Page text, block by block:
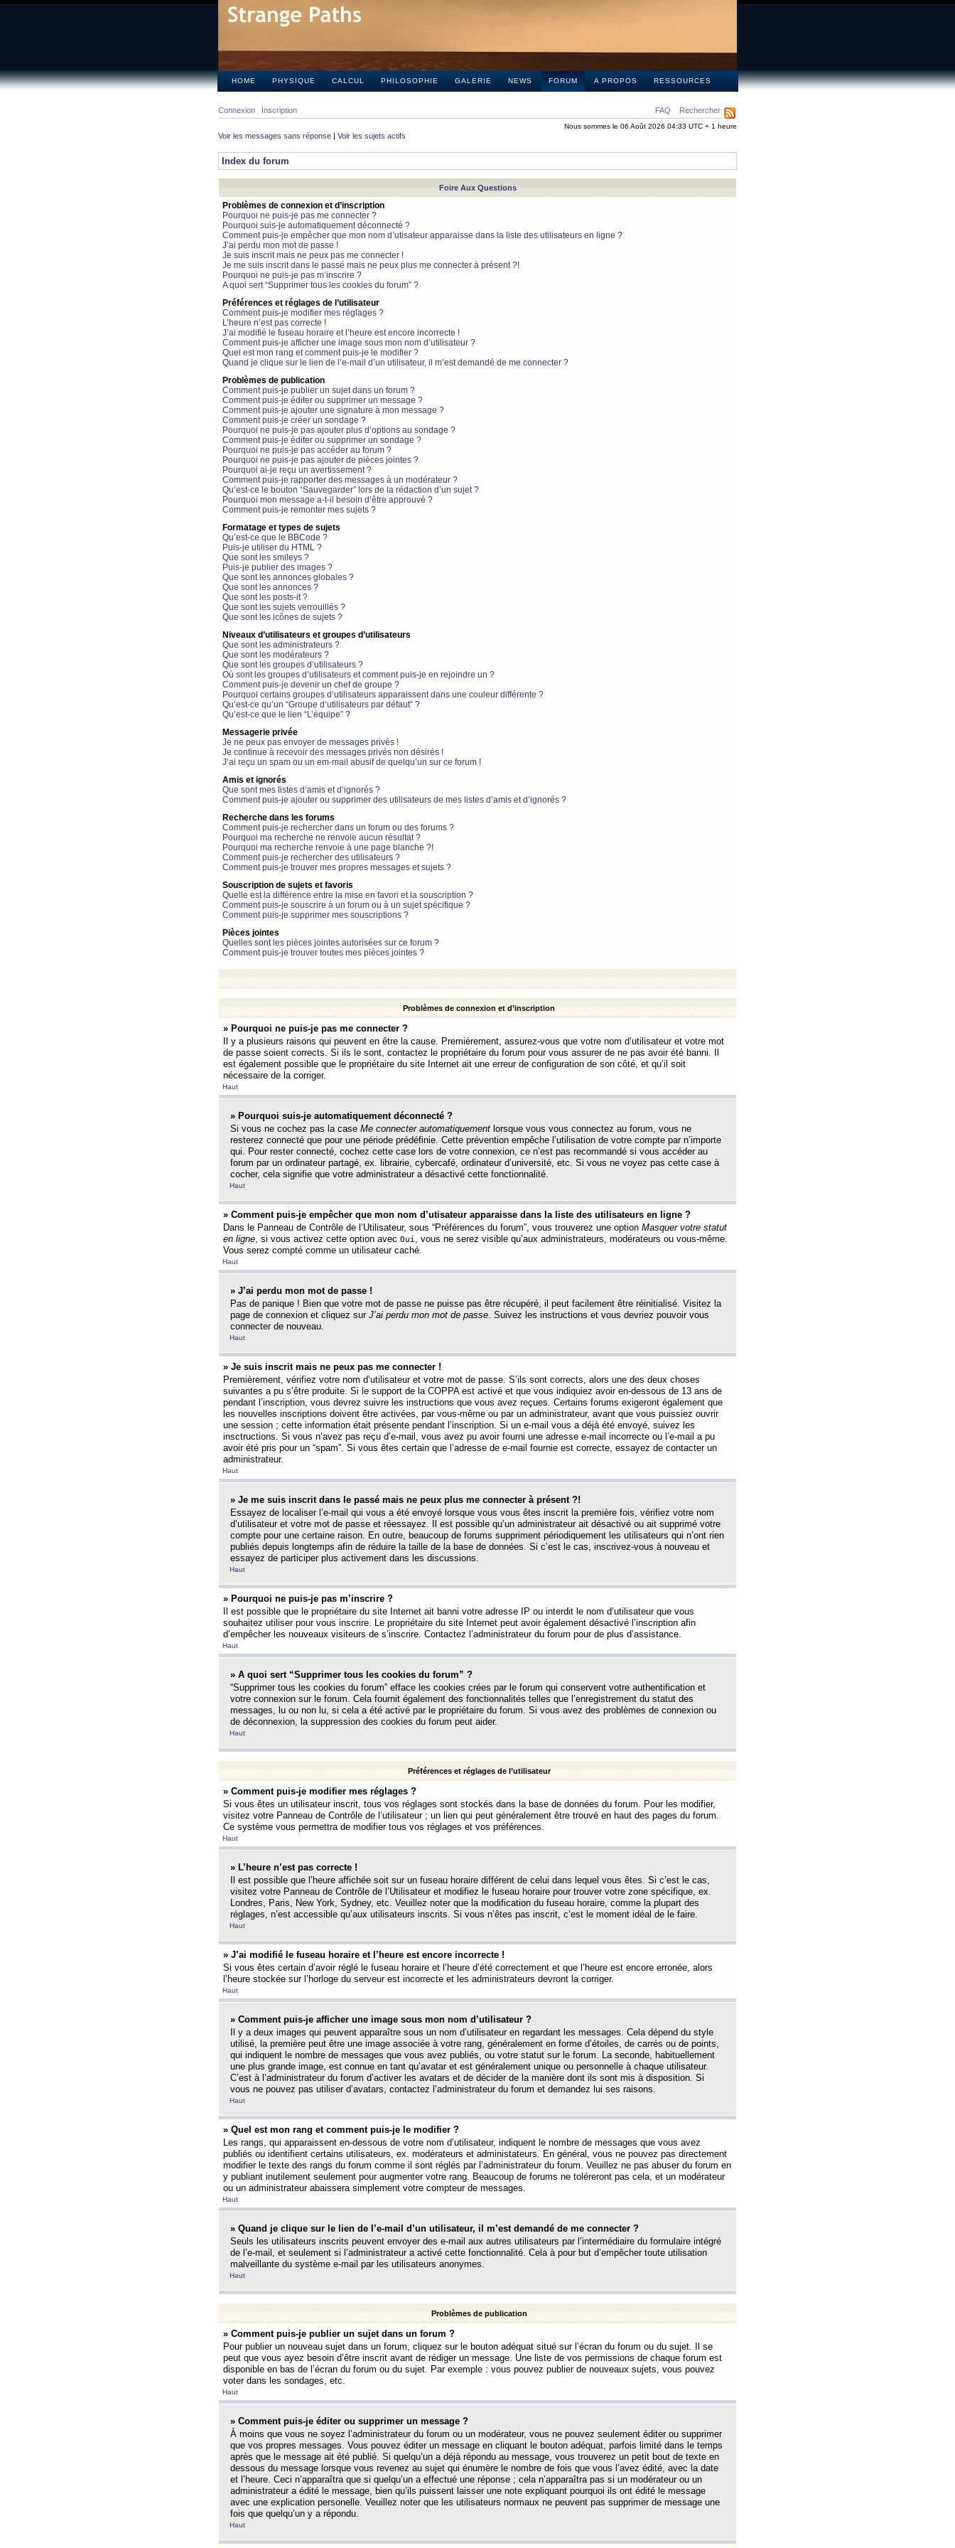
HOME PHYSIQUE CALCUL PHILOSOPHIE GALERIE NEWS FORUM A PROPOS RESSOURCES
FAQ Rechercher
Connexion Inscription
Nous sommes le 06 Août 2026 04:33 UTC + 1 heure
Voir les messages sans réponse | Voir les sujets actifs
Index du forum
Foire Aux Questions
Problèmes de connexion et d’inscription
Pourquoi ne puis-je pas me connecter ?
Pourquoi suis-je automatiquement déconnecté ?
Comment puis-je empêcher que mon nom d’utisateur apparaisse dans la liste des utilisateurs en ligne ?
J’ai perdu mon mot de passe !
Je suis inscrit mais ne peux pas me connecter !
Je me suis inscrit dans le passé mais ne peux plus me connecter à présent ?!
Pourquoi ne puis-je pas m’inscrire ?
A quoi sert “Supprimer tous les cookies du forum” ?
Préférences et réglages de l’utilisateur
Comment puis-je modifier mes réglages ?
L’heure n’est pas correcte !
J’ai modifié le fuseau horaire et l’heure est encore incorrecte !
Comment puis-je afficher une image sous mon nom d’utilisateur ?
Quel est mon rang et comment puis-je le modifier ?
Quand je clique sur le lien de l’e-mail d’un utilisateur, il m’est demandé de me connecter ?
Problèmes de publication
Comment puis-je publier un sujet dans un forum ?
Comment puis-je éditer ou supprimer un message ?
Comment puis-je ajouter une signature à mon message ?
Comment puis-je créer un sondage ?
Pourquoi ne puis-je pas ajouter plus d’options au sondage ?
Comment puis-je éditer ou supprimer un sondage ?
Pourquoi ne puis-je pas accéder au forum ?
Pourquoi ne puis-je pas ajouter de pièces jointes ?
Pourquoi ai-je reçu un avertissement ?
Comment puis-je rapporter des messages à un modérateur ?
Qu’est-ce le bouton “Sauvegarder” lors de la rédaction d’un sujet ?
Pourquoi mon message a-t-il besoin d’être approuvé ?
Comment puis-je remonter mes sujets ?
Formatage et types de sujets
Qu’est-ce que le BBCode ?
Puis-je utiliser du HTML ?
Que sont les smileys ?
Puis-je publier des images ?
Que sont les annonces globales ?
Que sont les annonces ?
Que sont les posts-it ?
Que sont les sujets verrouillés ?
Que sont les icônes de sujets ?
Niveaux d’utilisateurs et groupes d’utilisateurs
Que sont les administrateurs ?
Que sont les modérateurs ?
Que sont les groupes d’utilisateurs ?
Où sont les groupes d’utilisateurs et comment puis-je en rejoindre un ?
Comment puis-je devenir un chef de groupe ?
Pourquoi certains groupes d’utilisateurs apparaissent dans une couleur différente ?
Qu’est-ce qu’un “Groupe d’utilisateurs par défaut” ?
Qu’est-ce que le lien “L’équipe” ?
Messagerie privée
Je ne peux pas envoyer de messages privés !
Je continue à recevoir des messages privés non désirés !
J’ai reçu un spam ou un em-mail abusif de quelqu’un sur ce forum !
Amis et ignorés
Que sont mes listes d’amis et d’ignorés ?
Comment puis-je ajouter ou supprimer des utilisateurs de mes listes d’amis et d’ignorés ?
Recherche dans les forums
Comment puis-je rechercher dans un forum ou des forums ?
Pourquoi ma recherche ne renvoie aucun résultat ?
Pourquoi ma recherche renvoie à une page blanche ?!
Comment puis-je rechercher des utilisateurs ?
Comment puis-je trouver mes propres messages et sujets ?
Souscription de sujets et favoris
Quelle est la différence entre la mise en favori et la souscription ?
Comment puis-je souscrire à un forum ou à un sujet spécifique ?
Comment puis-je supprimer mes souscriptions ?
Pièces jointes
Quelles sont les pièces jointes autorisées sur ce forum ?
Comment puis-je trouver toutes mes pièces jointes ?
Problèmes de connexion et d’inscription
» Pourquoi ne puis-je pas me connecter ?
Il y a plusieurs raisons qui peuvent en être la cause. Premièrement, assurez-vous que votre nom d’utilisateur et votre mot
de passe soient corrects. Si ils le sont, contactez le propriétaire du forum pour vous assurer de ne pas avoir été banni. Il
est également possible que le propriétaire du site Internet ait une erreur de configuration de son côté, et qu’il soit
nécessaire de la corriger.
Haut
» Pourquoi suis-je automatiquement déconnecté ?
Si vous ne cochez pas la case Me connecter automatiquement lorsque vous vous connectez au forum, vous ne
resterez connecté que pour une période prédéfinie. Cette prévention empêche l’utilisation de votre compte par n’importe
qui. Pour rester connecté, cochez cette case lors de votre connexion, ce n’est pas recommandé si vous accéder au
forum par un ordinateur partagé, ex. librairie, cybercafé, ordinateur d’université, etc. Si vous ne voyez pas cette case à
cocher, cela signifie que votre administrateur a désactivé cette fonctionnalité.
Haut
» Comment puis-je empêcher que mon nom d’utisateur apparaisse dans la liste des utilisateurs en ligne ?
Dans le Panneau de Contrôle de l’Utilisateur, sous “Préférences du forum”, vous trouverez une option Masquer votre statut
en ligne, si vous activez cette option avec Oui , vous ne serez visible qu’aux administrateurs, modérateurs ou vous-même.
Vous serez compté comme un utilisateur caché.
Haut
» J’ai perdu mon mot de passe !
Pas de panique ! Bien que votre mot de passe ne puisse pas être récupéré, il peut facilement être réinitialisé. Visitez la
page de connexion et cliquez sur J’ai perdu mon mot de passe. Suivez les instructions et vous devriez pouvoir vous
connecter de nouveau.
Haut
» Je suis inscrit mais ne peux pas me connecter !
Premièrement, vérifiez votre nom d’utilisateur et votre mot de passe. S’ils sont corrects, alors une des deux choses
suivantes a pu s’être produite. Si le support de la COPPA est activé et que vous indiquiez avoir en-dessous de 13 ans de
pendant l’inscription, vous devrez suivre les instructions que vous avez reçues. Certains forums exigeront également que
les nouvelles inscriptions doivent être activées, par vous-même ou par un administrateur, avant que vous puissiez ouvrir
une session ; cette information était présente pendant l’inscription. Si un e-mail vous a déjà été envoyé, suivez les
insctructions. Si vous n’avez pas reçu d’e-mail, vous avez pu avoir fourni une adresse e-mail incorrecte ou l’e-mail a pu
avoir été pris pour un “spam”. Si vous êtes certain que l’adresse de e-mail fournie est correcte, essayez de contacter un
administrateur.
Haut
» Je me suis inscrit dans le passé mais ne peux plus me connecter à présent ?!
Essayez de localiser l’e-mail qui vous a été envoyé lorsque vous vous êtes inscrit la première fois, vérifiez votre nom
d’utilisateur et votre mot de passe et réessayez. Il est possible qu’un administrateur ait désactivé ou ait supprimé votre
compte pour une certaine raison. En outre, beaucoup de forums suppriment périodiquement les utilisateurs qui n’ont rien
publiés depuis longtemps afin de réduire la taille de la base de données. Si c’est le cas, inscrivez-vous à nouveau et
essayez de participer plus activement dans les discussions.
Haut
» Pourquoi ne puis-je pas m’inscrire ?
Il est possible que le propriétaire du site Internet ait banni votre adresse IP ou interdit le nom d’utilisateur que vous
souhaitez utiliser pour vous inscrire. Le propriétaire du site Internet peut avoir également désactivé l’inscription afin
d’empêcher les nouveaux visiteurs de s’inscrire. Contactez l’administrateur du forum pour de plus d’assistance.
Haut
» A quoi sert “Supprimer tous les cookies du forum” ?
“Supprimer tous les cookies du forum” efface les cookies crées par le forum qui conservent votre authentification et
votre connexion sur le forum. Cela fournit également des fonctionnalités telles que l’enregistrement du statut des
messages, lu ou non lu, si cela a été activé par le propriétaire du forum. Si vous avez des problèmes de connexion ou
de déconnexion, la suppression des cookies du forum peut aider.
Haut
Préférences et réglages de l’utilisateur
» Comment puis-je modifier mes réglages ?
Si vous êtes un utilisateur inscrit, tous vos réglages sont stockés dans la base de données du forum. Pour les modifier,
visitez votre Panneau de Contrôle de l’utilisateur ; un lien qui peut généralement être trouvé en haut des pages du forum.
Ce système vous permettra de modifier tous vos réglages et vos préférences.
Haut
» L’heure n’est pas correcte !
Il est possible que l’heure affichée soit sur un fuseau horaire différent de celui dans lequel vous êtes. Si c’est le cas,
visitez votre Panneau de Contrôle de l’Utilisateur et modifiez le fuseau horaire pour trouver votre zone spécifique, ex.
Londres, Paris, New York, Sydney, etc. Veuillez noter que la modification du fuseau horaire, comme la plupart des
réglages, n’est accessible qu’aux utilisateurs inscrits. Si vous n’êtes pas inscrit, c’est le moment idéal de le faire.
Haut
» J’ai modifié le fuseau horaire et l’heure est encore incorrecte !
Si vous êtes certain d’avoir réglé le fuseau horaire et l’heure d’été correctement et que l’heure est encore erronée, alors
l’heure stockée sur l’horloge du serveur est incorrecte et les administrateurs devront la corriger.
Haut
» Comment puis-je afficher une image sous mon nom d’utilisateur ?
Il y a deux images qui peuvent apparaître sous un nom d’utilisateur en regardant les messages. Cela dépend du style
utilisé, la première peut être une image associée à votre rang, généralement en forme d’étoiles, de carrés ou de points,
qui indiquent le nombre de messages que vous avez publiés, ou votre statut sur le forum. La seconde, habituellement
une plus grande image, est connue en tant qu’avatar et est généralement unique ou personnelle à chaque utilisateur.
C’est à l’administrateur du forum d’activer les avatars et de décider de la manière dont ils sont mis à disposition. Si
vous ne pouvez pas utiliser d’avatars, contactez l’administrateur du forum et demandez lui ses raisons.
Haut
» Quel est mon rang et comment puis-je le modifier ?
Les rangs, qui apparaissent en-dessous de votre nom d’utilisateur, indiquent le nombre de messages que vous avez
publiés ou identifient certains utilisateurs, ex. modérateurs et administateurs. En général, vous ne pouvez pas directement
modifier le texte des rangs du forum comme il sont réglés par l’administrateur du forum. Veuillez ne pas abuser du forum en
y publiant inutilement seulement pour augmenter votre rang. Beaucoup de forums ne toléreront pas cela, et un modérateur
ou un administrateur abaissera simplement votre compteur de messages.
Haut
» Quand je clique sur le lien de l’e-mail d’un utilisateur, il m’est demandé de me connecter ?
Seuls les utilisateurs inscrits peuvent envoyer des e-mail aux autres utilisateurs par l’intermédiaire du formulaire intégré
de l’e-mail, et seulement si l’administrateur a activé cette fonctionnalité. Cela à pour but d’empêcher toute utilisation
malveillante du système e-mail par les utilisateurs anonymes.
Haut
Problèmes de publication
» Comment puis-je publier un sujet dans un forum ?
Pour publier un nouveau sujet dans un forum, cliquez sur le bouton adéquat situé sur l’écran du forum ou du sujet. Il se
peut que vous ayez besoin d’être inscrit avant de rédiger un message. Une liste de vos permissions de chaque forum est
disponible en bas de l’écran du forum ou du sujet. Par exemple : vous pouvez publier de nouveaux sujets, vous pouvez
voter dans les sondages, etc.
Haut
» Comment puis-je éditer ou supprimer un message ?
À moins que vous ne soyez l’administrateur du forum ou un modérateur, vous ne pouvez seulement éditer ou supprimer
que vos propres messages. Vous pouvez éditer un message en cliquant le bouton adéquat, parfois limité dans le temps
après que le message ait été publié. Si quelqu’un a déjà répondu au message, vous trouverez un petit bout de texte en
dessous du message lorsque vous revenez au sujet qui énumère le nombre de fois que vous l’avez édité, avec la date
et l’heure. Ceci n’apparaîtra que si quelqu’un a effectué une réponse ; cela n’apparaîtra pas si un modérateur ou un
administrateur a édité le message, bien qu’ils puissent laisser une note expliquant pourquoi ils ont édité le message
avec une explication personelle. Veuillez noter que les utilisateurs normaux ne peuvent pas supprimer de message une
fois que quelqu’un y a répondu.
Haut